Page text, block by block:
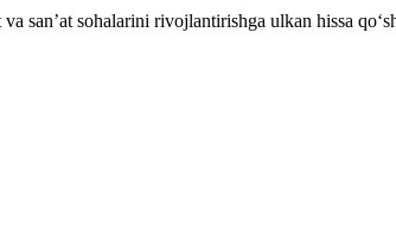
san’at sohalarini rivojlantirishga ulkan hissa